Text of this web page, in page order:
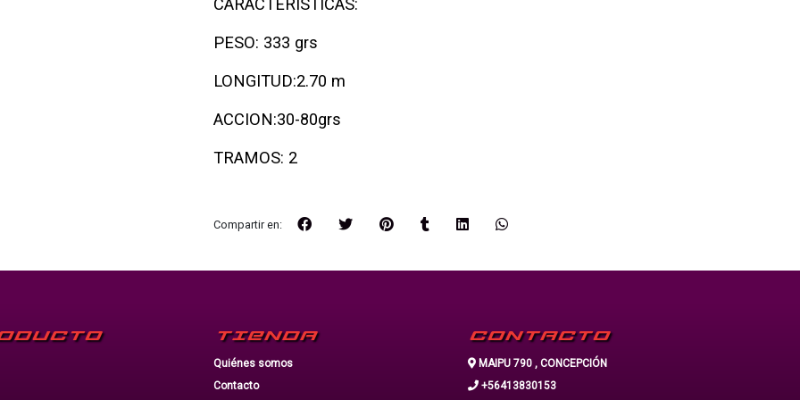
CARACTERISTICAS:
PESO: 333 grs
LONGITUD:2.70 m
ACCION:30-80grs
TRAMOS: 2
Compartir en:
TIENDA
Quiénes somos
Contacto
CONTACTO
MAIPU 790 , CONCEPCIÓN
+56413830153